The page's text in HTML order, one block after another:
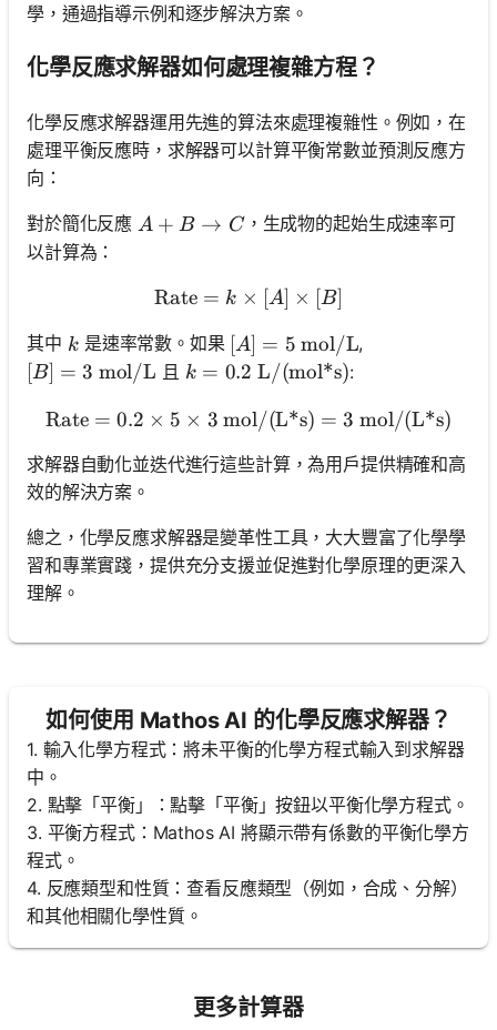
學，通過指導示例和逐步解決方案。
化學反應求解器如何處理複雜方程？
化學反應求解器運用先進的算法來處理複雜性。例如，在
處理平衡反應時，求解器可以計算平衡常數並預測反應方
向：
對於簡化反應 A + B \rightarrow C
A + B → C，生成物的起始生成速率可
以計算為：
\text{Rate} = k \times [A]
Rate = k × [A] × [B]
其中 k
k是速率常數。如果 [A] = 5 \text{ mol/L}
[A] = 5 mol/L,
[B] = 3 \text{ mol/L}
[B] = 3 mol/L 且 k = 0.2 \text{ L/(mol*s)}
k = 0.2 L/(mol*s):
\text{Rate} = 0.2 \times
Rate = 0.2 × 5 × 3 mol/(L*s) = 3 mol/(L*s)
求解器自動化並迭代進行這些計算，為用戶提供精確和高
效的解決方案。
總之，化學反應求解器是變革性工具，大大豐富了化學學
習和專業實踐，提供充分支援並促進對化學原理的更深入
理解。
如何使用 Mathos AI 的化學反應求解器？
1. 輸入化學方程式：將未平衡的化學方程式輸入到求解器
中。
2. 點擊「平衡」：點擊「平衡」按鈕以平衡化學方程式。
3. 平衡方程式：Mathos AI 將顯示帶有係數的平衡化學方
程式。
4. 反應類型和性質：查看反應類型（例如，合成、分解）
和其他相關化學性質。
更多計算器